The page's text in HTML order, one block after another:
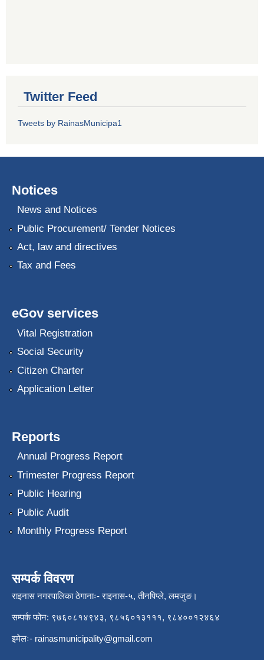
Twitter Feed
Tweets by RainasMunicipa1
Notices
News and Notices
Public Procurement/ Tender Notices
Act, law and directives
Tax and Fees
eGov services
Vital Registration
Social Security
Citizen Charter
Application Letter
Reports
Annual Progress Report
Trimester Progress Report
Public Hearing
Public Audit
Monthly Progress Report
सम्पर्क विवरण
राइनास नगरपालिका ठेगानाः- राइनास-५, तीनपिप्ले, लमजुङ।
सम्पर्क फोन: ९७६०८१४९४३, ९८५६०१३१११, ९८४००१२४६४
इमेलः- rainasmunicipality@gmail.com